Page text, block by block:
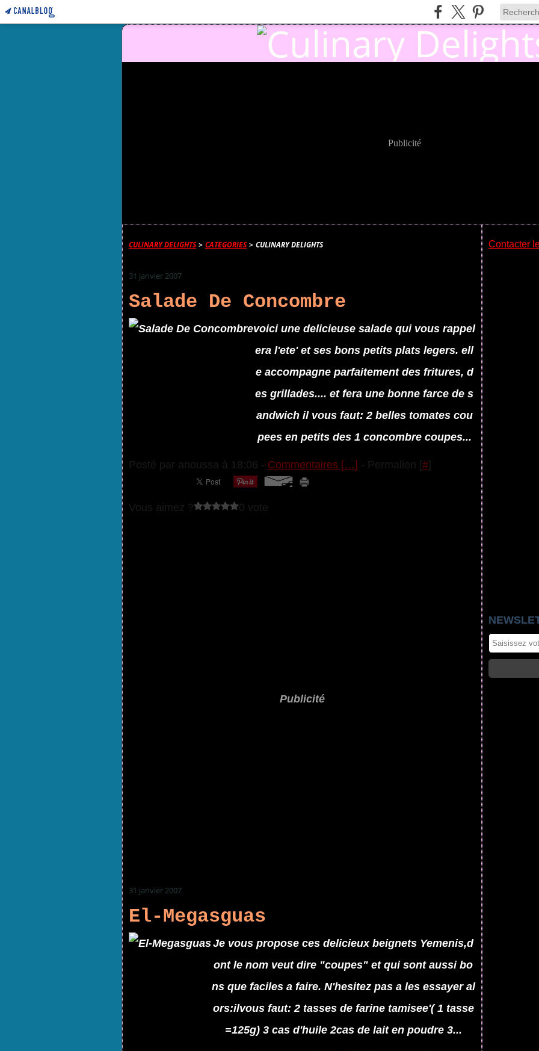
Publicité
CULINARY DELIGHTS > CATEGORIES > CULINARY DELIGHTS
31 janvier 2007
Salade De Concombre
voici une delicieuse salade qui vous rappel
era l'ete' et ses bons petits plats legers. ell
e accompagne parfaitement des fritures, d
es grillades.... et fera une bonne farce de s
andwich il vous faut: 2 belles tomates cou
pees en petits des 1 concombre coupes...
Posté par anoussa à 18:06 - Commentaires […] - Permalien [#]
Vous aimez ? 0 vote
Publicité
31 janvier 2007
El-Megasguas
Je vous propose ces delicieux beignets Yemenis,d
ont le nom veut dire "coupes" et qui sont aussi bo
ns que faciles a faire. N'hesitez pas a les essayer al
ors:ilvous faut: 2 tasses de farine tamisee'( 1 tasse
=125g) 3 cas d'huile 2cas de lait en poudre 3...
Contacter